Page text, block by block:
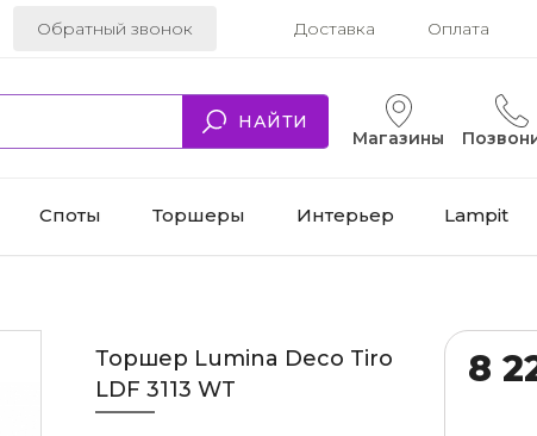
Обратный звонок Доставка Оплата
НАЙТИ
Магазины
Споты Торшеры Интерьер Lampit
Торшер Lumina Deco Tiro
LDF 3113 WT
8